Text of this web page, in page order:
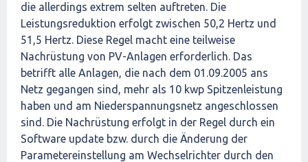
die allerdings extrem selten auftreten. Die
Leistungsreduktion erfolgt zwischen 50,2 Hertz und
51,5 Hertz. Diese Regel macht eine teilweise
Nachrüstung von PV-Anlagen erforderlich. Das
betrifft alle Anlagen, die nach dem 01.09.2005 ans
Netz gegangen sind, mehr als 10 kwp Spitzenleistung
haben und am Niederspannungsnetz angeschlossen
sind. Die Nachrüstung erfolgt in der Regel durch ein
Software update bzw. durch die Änderung der
Parametereinstellung am Wechselrichter durch den